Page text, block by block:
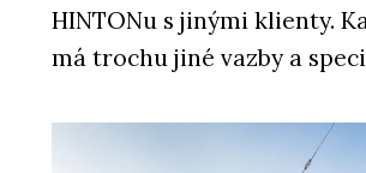
HINTONu s jinými klienty.
má trochu jiné vazby a